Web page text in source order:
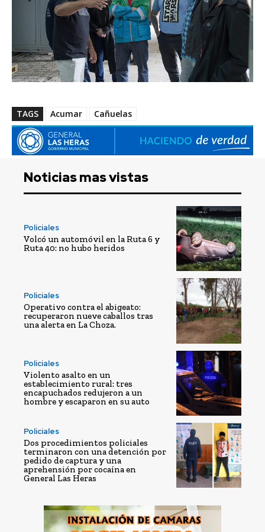
TAGS Acumar Cañuelas
Noticias mas vistas
Policiales
Volcó un automóvil en la Ruta 6 y
Ruta 40: no hubo heridos
Policiales
Operativo contra el abigeato:
recuperaron nueve caballos tras
una alerta en La Choza.
Policiales
Violento asalto en un
establecimiento rural: tres
encapuchados redujeron a un
hombre y escaparon en su auto
Policiales
Dos procedimientos policiales
terminaron con una detención por
pedido de captura y una
aprehensión por cocaína en
General Las Heras